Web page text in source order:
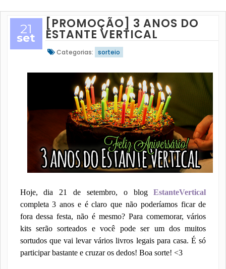
21
set
[PROMOÇÃO] 3 ANOS DO
ESTANTE VERTICAL
Categorias: sorteio
Hoje, dia 21 de setembro, o blogEstanteVertical
completa 3 anos e é claro que não poderíamos ficar de
fora dessa festa, não é mesmo? Para comemorar, vários
kits serão sorteados e você pode ser um dos muitos
sortudos que vai levar vários livros legais para casa. É só
participar bastante e cruzar os dedos! Boa sorte! <3